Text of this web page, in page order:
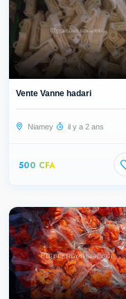
Vente Vanne hadari
Niamey il y a 2 ans
500 CFA